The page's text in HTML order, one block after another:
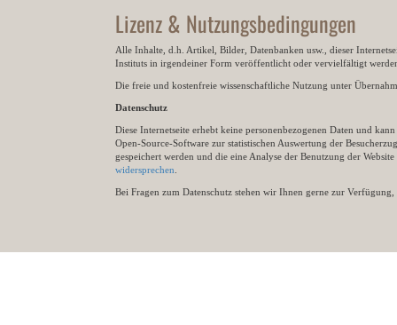
Lizenz & Nutzungsbedingungen
Alle Inhalte, d.h. Artikel, Bilder, Datenbanken usw., dieser
Instituts in irgendeiner Form veröffentlicht oder vervielfältigt
Die freie und kostenfreie wissenschaftliche Nutzung unter
Datenschutz
Diese Internetseite erhebt keine personenbezogenen Daten und
Open-Source-Software zur statistischen Auswertung der
gespeichert werden und die eine Analyse der Benutzung der
widersprechen
Bei Fragen zum Datenschutz stehen wir Ihnen gerne zur